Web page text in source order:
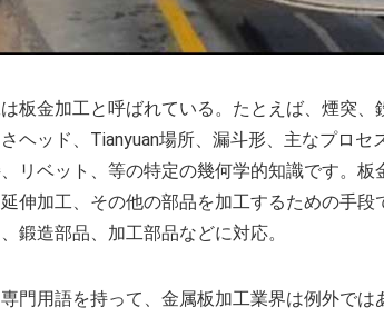
板金加工と呼ばれている。たとえば、煙突、
ヘッド、Tianyuan場所、漏斗形、主なプロ
リベット、等の特定の幾何学的知識です。
伸加工、その他の部品を加工するための手
鍛造部品、加工部品などに対応。
門用語を持って、金属板加工業界は例外では